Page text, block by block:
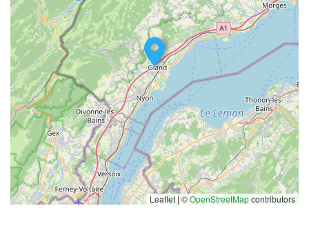
Leaflet | ©OpenStreetMapcontributors